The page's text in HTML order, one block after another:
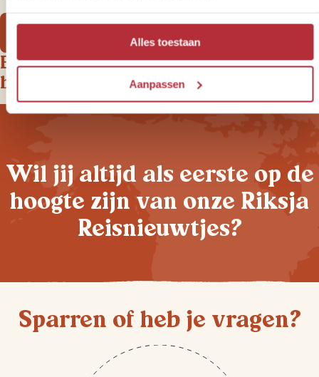
Alles toestaan
Aanpassen
Een greep uit onze Jordanië-
belevingen
Wil jij altijd als eerste op de
hoogte zijn van onze Riksja
Reisnieuwtjes?
Sparren of heb je vragen?